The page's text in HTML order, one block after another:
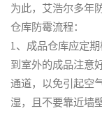
为此，艾浩尔多年
仓库防霉流程：
1、成品仓库应定
到室外的成品注意
通道，以免引起空
湿，且不要靠近墙